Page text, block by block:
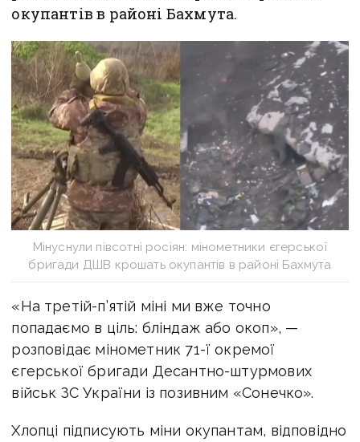
окупантів в районі Бахмута.
Мінуснули півсотні росіян: мінометники єгерської
бригади ДШВ крошать окупантів в районі Бахмута
«На третій-п’ятій міні ми вже точно
попадаємо в ціль: бліндаж або окоп», —
розповідає мінометник 71-ї окремої
єгерської бригади Десантно-штурмових
військ ЗС України із позивним «Сонечко».
Хлопці підписують міни окупантам, відповідно